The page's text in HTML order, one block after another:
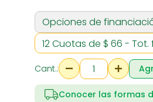
Opciones de
Cant.:
Conocer las formas